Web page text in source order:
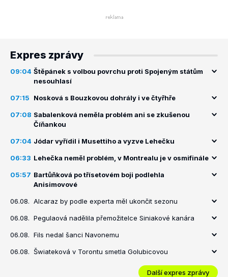
Expres zprávy
09:04 Štěpánek s volbou povrchu proti Spojeným státům
nesouhlasí
07:15 Nosková s Bouzkovou dohrály i ve čtyřhře
07:08 Sabalenková neměla problém ani se zkušenou
Číňankou
07:04 Jódar vyřídil i Musettiho a vyzve Lehečku
06:33 Lehečka neměl problém, v Montrealu je v osmifinále
05:57 Bartůňková po třísetovém boji podlehla
Anisimovové
06.08. Alcaraz by podle experta měl ukončit sezonu
06.08. Pegulaová nadělila přemožitelce Siniakové kanára
06.08. Fils nedal šanci Navonemu
06.08. Šwiateková v Torontu smetla Golubicovou
Další expres zprávy